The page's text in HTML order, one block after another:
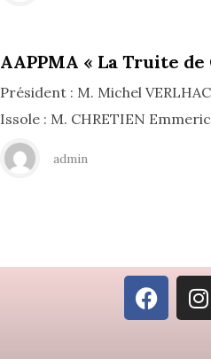
AAPPMA « La Truite
Président : M. Michel
Issole : M. CHRETIEN
admin